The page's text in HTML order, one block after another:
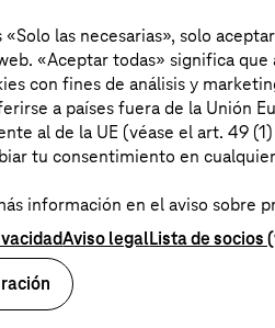
«Solo las necesarias», solo
«Aceptar todas» significa
con fines de análisis y
a países fuera de la Unión
al de la UE (véase el art. 49
tu consentimiento en
información en el aviso sobre
Aviso legalLista de socios